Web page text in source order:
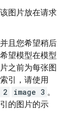
图片放在请求
且您希望稍后
望模型在模型
之前为每张图
引，请使用
2 image 3 。
的图片的示